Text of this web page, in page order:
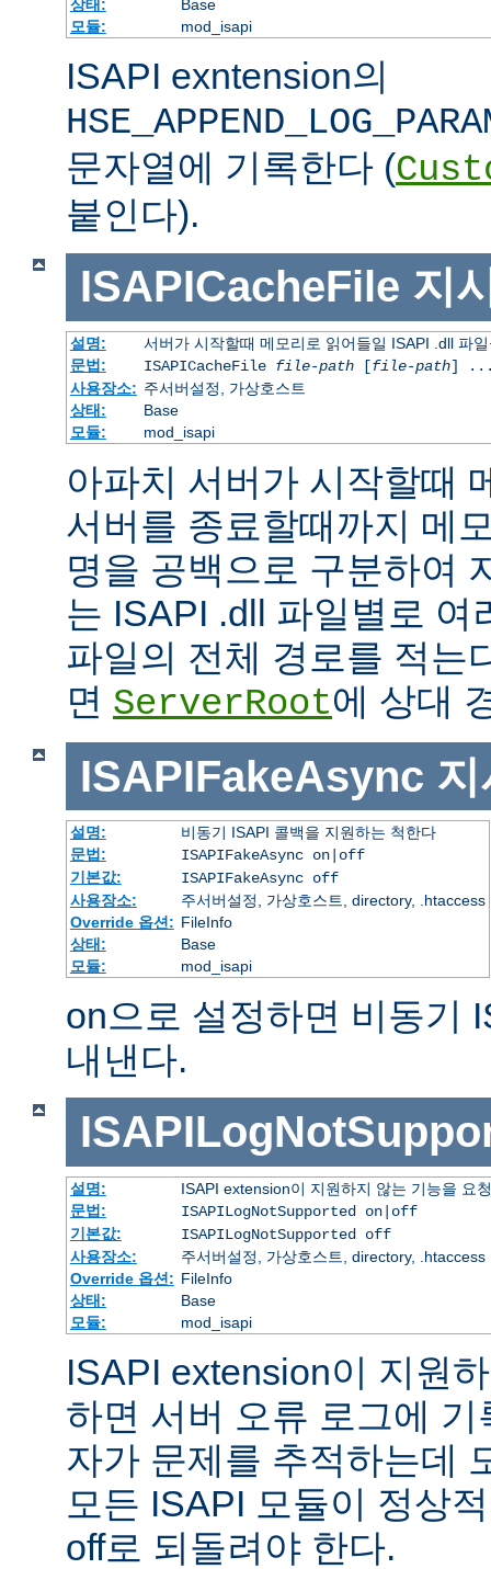
상태:
Base
모듈:
mod_isapi
ISAPI exntension의
문자열에 기록한다 (
붙인다).
ISAPICacheFile 지
설명:
서버가 시작할때 메모리로 읽어들일 ISAPI .dll 파
문법:
ISAPICacheFile file-path[file-path]
사용장소: 주서버설정, 가상호스트
상태:
Base
모듈:
mod_isapi
아파치 서버가 시작할때
서버를 종료할때까지 메
명을 공백으로 구분하여
는 ISAPI .dll 파일별로 여
파일의 전체 경로를 적는
면 ServerRoot에 상대
ISAPIFakeAsync 지
설명:
비동기 ISAPI 콜백을 지원하는 척한다
문법:
ISAPIFakeAsync on|off
기본값:
ISAPIFakeAsync off
사용장소:
주서버설정, 가상호스트, directory, .htaccess
Override 옵션: FileInfo
상태:
Base
모듈:
mod_isapi
on으로 설정하면 비동기
내낸다.
설명:
ISAPI extension이 지원하지 않는 기능을 요
문법:
ISAPILogNotSupported on|off
기본값:
ISAPILogNotSupported off
사용장소:
주서버설정, 가상호스트, directory, .htaccess
Override 옵션: FileInfo
상태:
Base
모듈:
mod_isapi
ISAPI extension이 지원
하면 서버 오류 로그에
자가 문제를 추적하는데
모든 ISAPI 모듈이 정상
off로 되돌려야 한다.